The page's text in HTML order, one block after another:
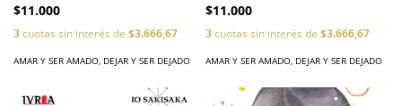
$11.000
3cuotas sin interés de $3.666,67
AMAR Y SER AMADO, DEJAR Y SER DEJADO
$11.000
3cuotas sin interés de $3.666,67
AMAR Y SER AMADO, DEJAR Y SER DEJADO